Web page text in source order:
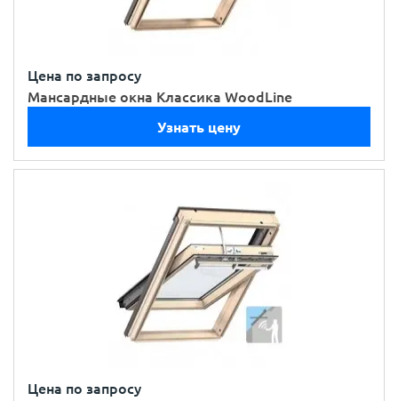
Цена по запросу
Мансардные окна Классика WoodLine
Узнать цену
Цена по запросу